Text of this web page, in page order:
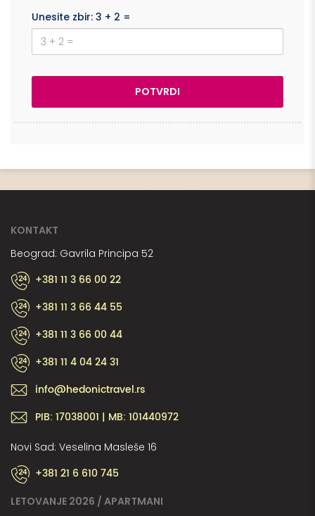
Unesite zbir: 3 + 2 =
KONTAKT
Beograd: Gavrila Principa 52
+381 11 3 66 00 22
+381 11 3 66 44 55
+381 11 3 66 00 44
+381 11 4 04 24 31
info@hedonictravel.rs
PIB: 17038001 | MB: 101440972
Novi Sad: Veselina Masleše 16
+381 21 6 610 745
LETOVANJE 2026 / APARTMANI